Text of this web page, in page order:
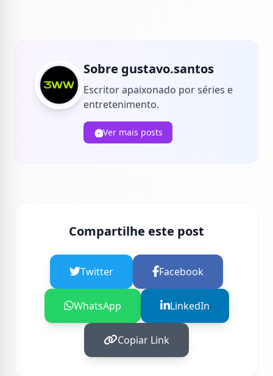
Sobre gustavo.santos
Escritor apaixonado por séries e
entretenimento.
Ver mais posts
Compartilhe este post
Twitter Facebook
WhatsApp LinkedIn
Copiar Link